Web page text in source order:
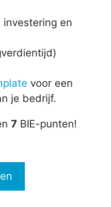
en
voor een
je bedrijf.
7 BIE-punten!